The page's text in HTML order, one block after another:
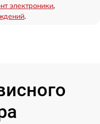
электроники,
.